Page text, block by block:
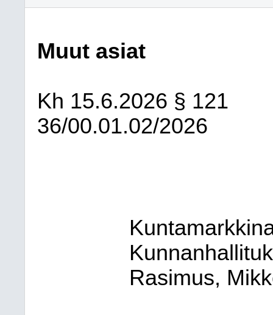
Muut asiat
Kh 15.6.2026 § 121
36/00.01.02/2026
Rasimus,